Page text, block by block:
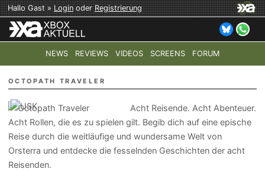
Hallo Gast »LoginoderRegistrierung
NEWS REVIEWS VIDEOS SCREENS FORUM
TOP-THEMEN: COD: MODERN WARFARE 4 HALO:
OCTOPATH TRAVELER
Acht Reisende. Acht Abenteuer.
Acht Rollen, die es zu spielen gilt. Begib dich auf eine epische
Reise durch die weitläufige und wundersame Welt von
Orsterra und entdecke die fesselnden Geschichten der acht
Reisenden.